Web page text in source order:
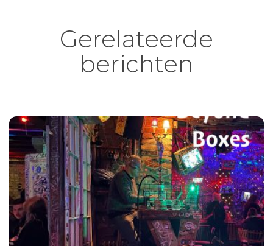
Gerelateerde
berichten